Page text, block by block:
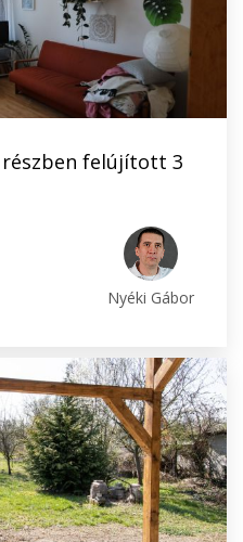
részben felújított 3
Nyéki Gábor